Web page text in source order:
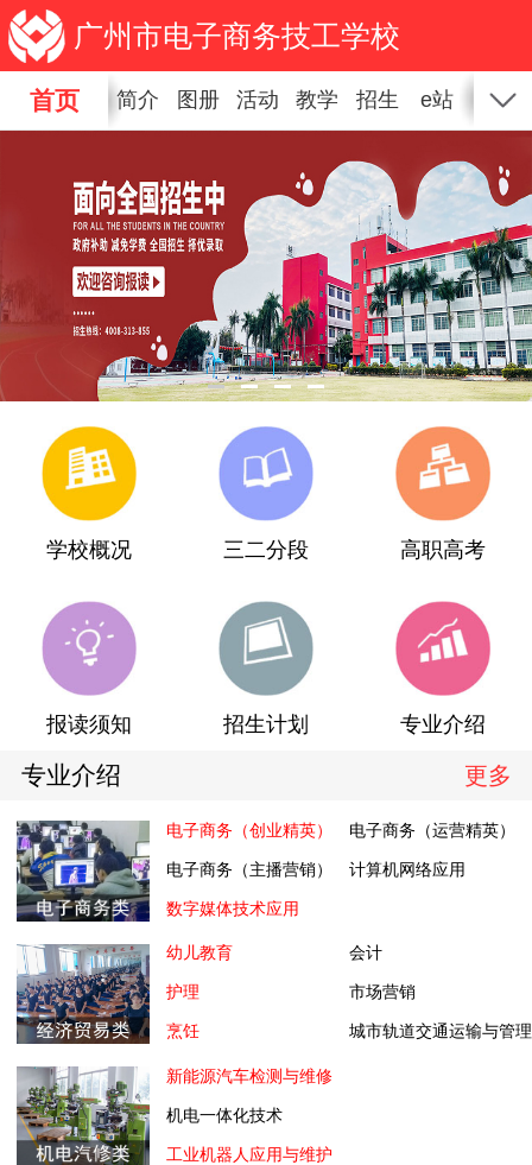
广州市电子商务技工学校
首页 简介 图册 活动 教学 招生 e站 新闻
学校概况 三二分段 高职高考
报读须知 招生计划 专业介绍
专业介绍 更多
电子商务（创业精英） 电子商务（运营精英）
电子商务（主播营销） 计算机网络应用
数字媒体技术应用
幼儿教育 会计
护理 市场营销
烹饪 城市轨道交通运输与管理
新能源汽车检测与维修
机电一体化技术
工业机器人应用与维护